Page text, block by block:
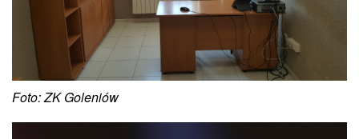
Foto: ZK Goleniów